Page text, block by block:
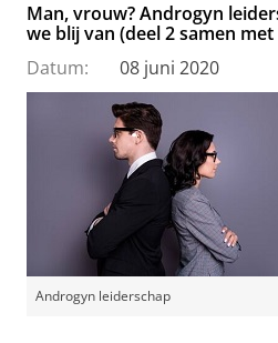
Man, vrouw? Androgyn
we blij van (deel 2 samen met
Datum:
08 juni 2020
Androgyn leiderschap